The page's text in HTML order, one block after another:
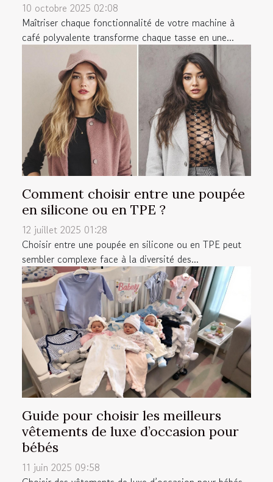
10 octobre 2025 02:08
Maîtriser chaque fonctionnalité de votre machine à
café polyvalente transforme chaque tasse en une...
Comment choisir entre une poupée
en silicone ou en TPE ?
12 juillet 2025 01:28
Choisir entre une poupée en silicone ou en TPE peut
sembler complexe face à la diversité des...
Guide pour choisir les meilleurs
vêtements de luxe d’occasion pour
bébés
11 juin 2025 09:58